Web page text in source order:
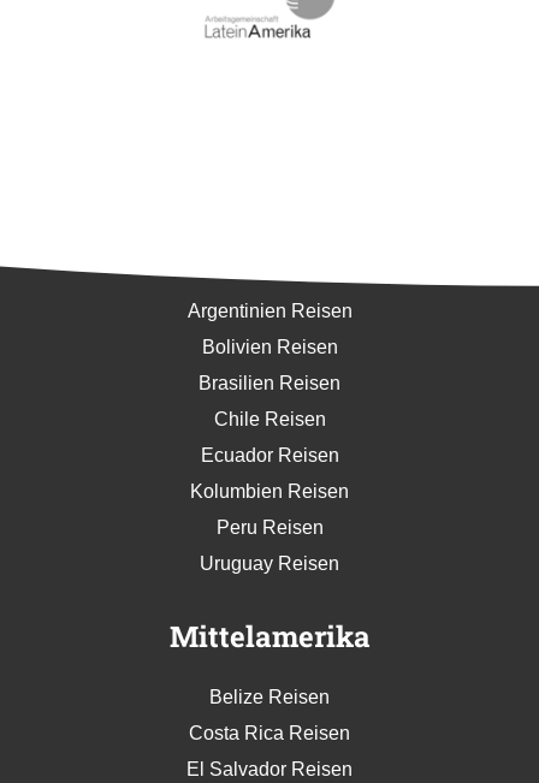
Argentinien Reisen
Bolivien Reisen
Brasilien Reisen
Chile Reisen
Ecuador Reisen
Kolumbien Reisen
Peru Reisen
Uruguay Reisen
Mittelamerika
Belize Reisen
Costa Rica Reisen
El Salvador Reisen